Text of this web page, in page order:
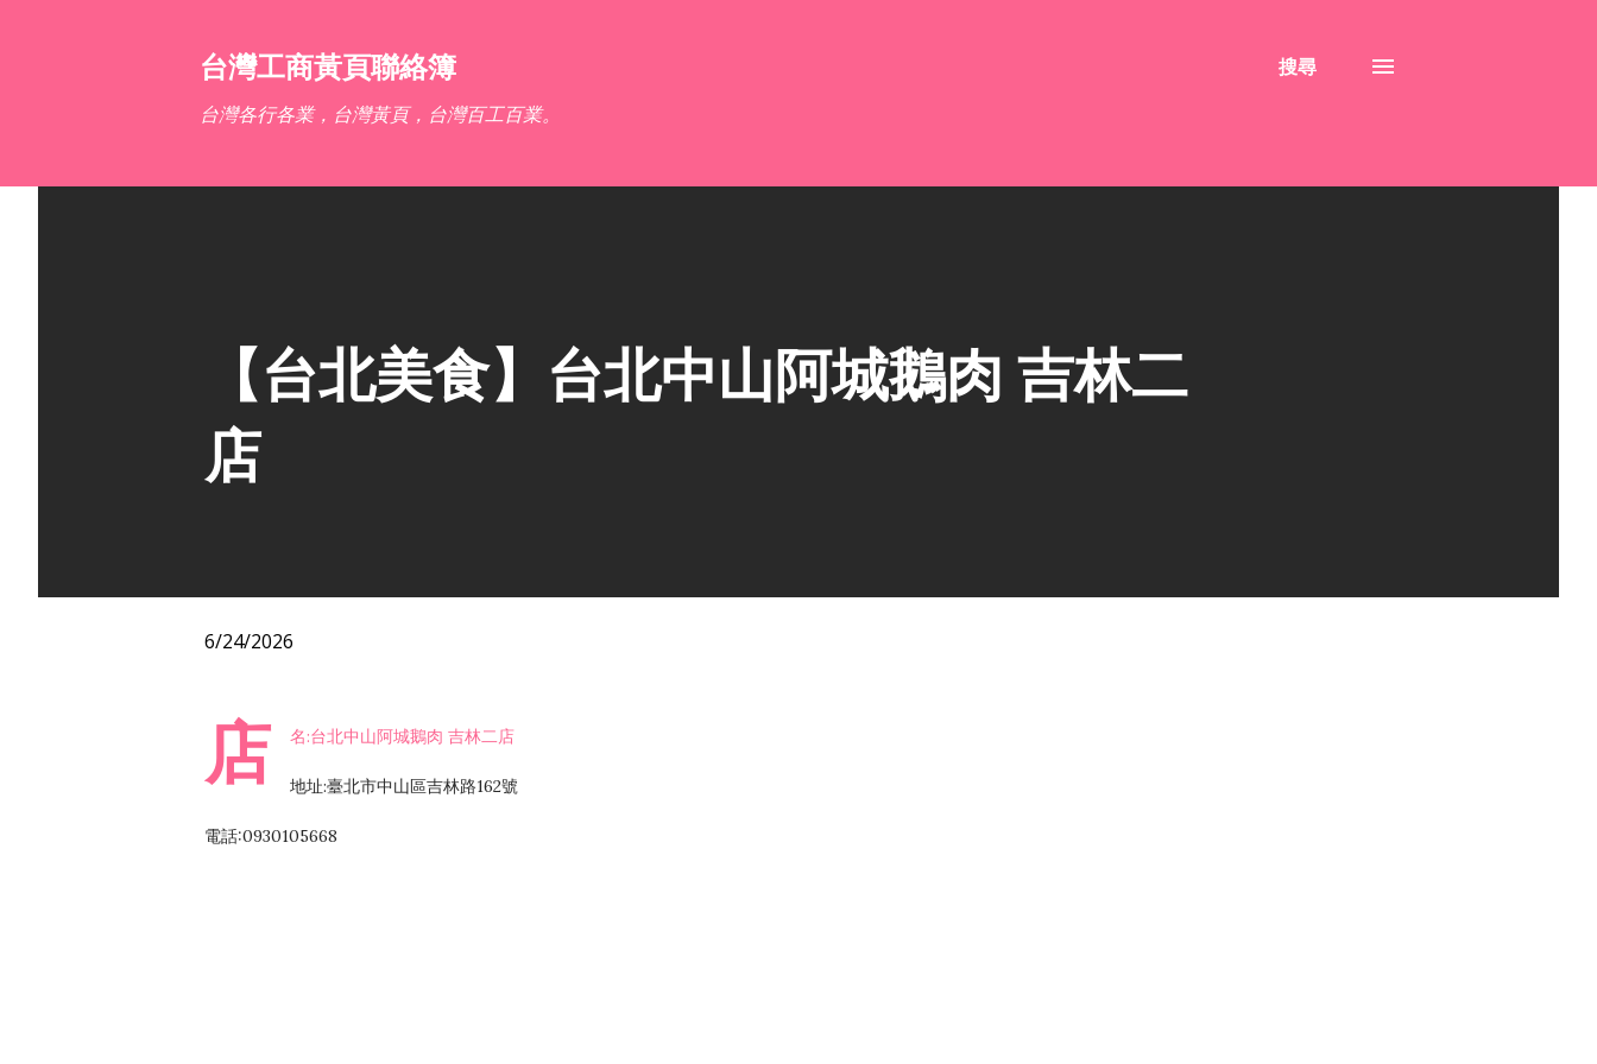
台灣工商黃頁聯絡簿
台灣各行各業，台灣黃頁，台灣百工百業。
搜尋
【台北美食】台北中山阿城鵝肉 吉林二
店
6/24/2026
店 名:台北中山阿城鵝肉 吉林二店
地址:臺北市中山區吉林路162號
電話:0930105668